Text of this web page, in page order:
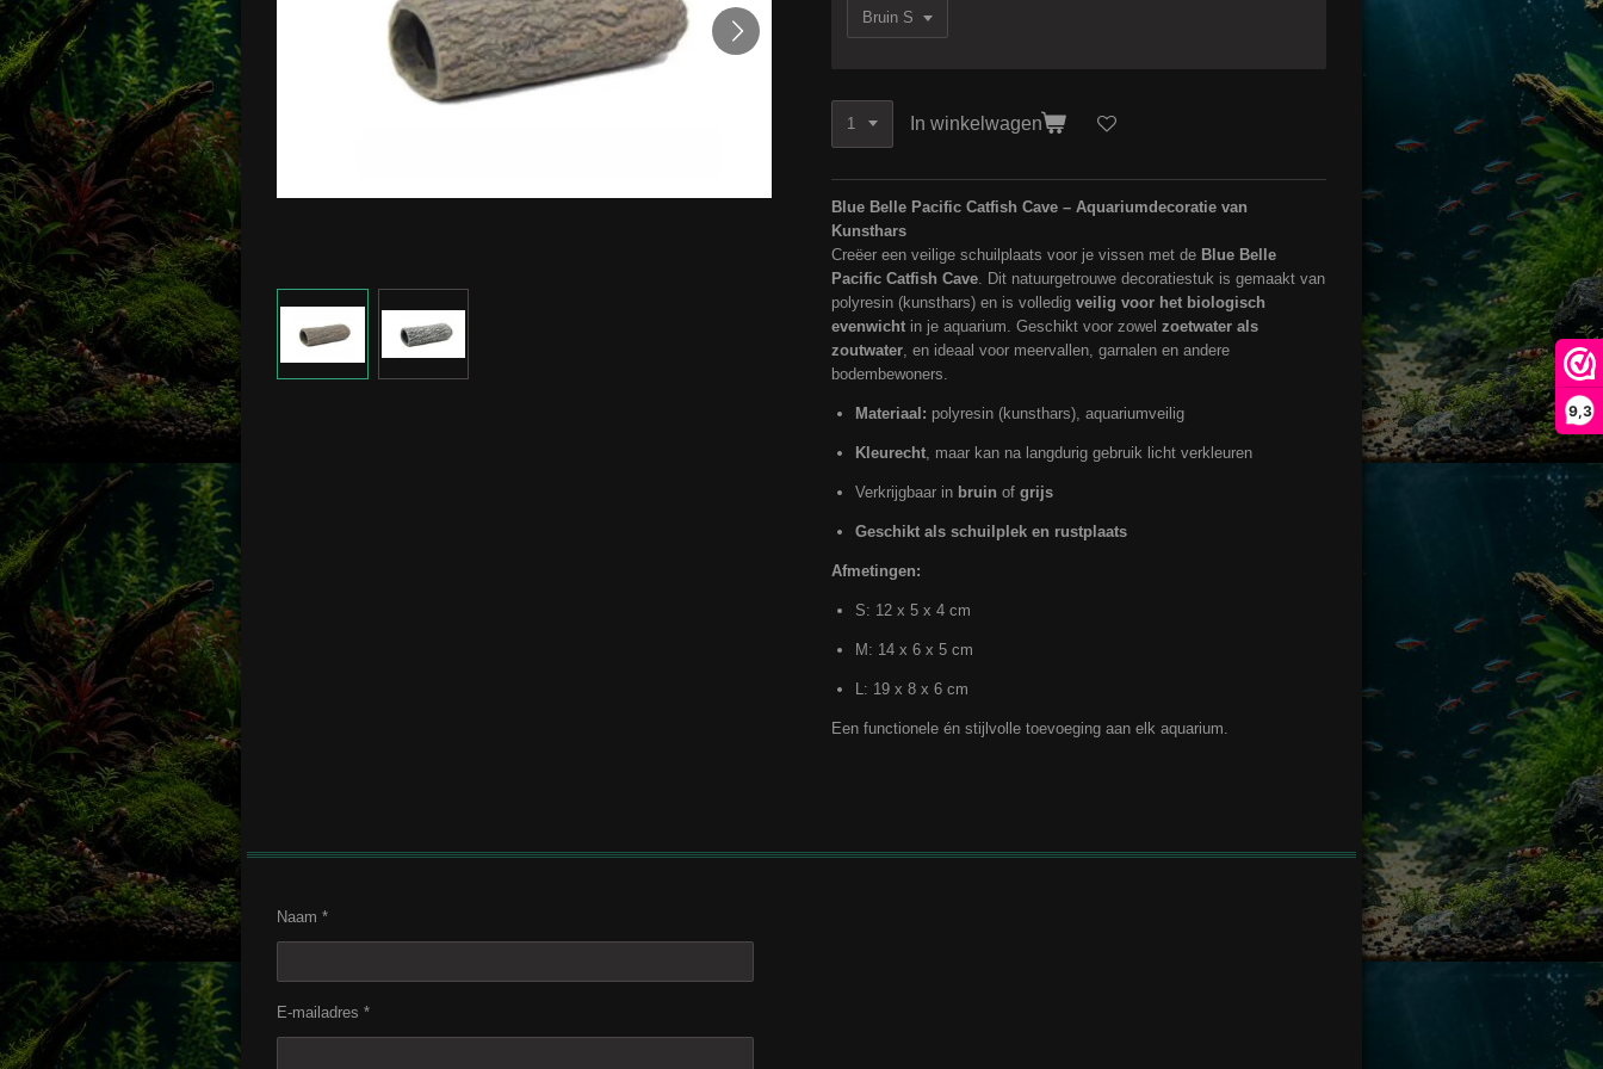
9,3
In winkelwagen
Blue Belle Pacific Catfish Cave – Aquariumdecoratie van
Kunsthars
Creëer een veilige schuilplaats voor je vissen met de Blue Belle
Pacific Catfish Cave. Dit natuurgetrouwe decoratiestuk is gemaakt van
polyresin (kunsthars) en is volledig veilig voor het biologisch
evenwicht in je aquarium. Geschikt voor zowel zoetwater als
zoutwater, en ideaal voor meervallen, garnalen en andere
bodembewoners.
Materiaal: polyresin (kunsthars), aquariumveilig
Kleurecht, maar kan na langdurig gebruik licht verkleuren
Verkrijgbaar in bruin of grijs
Geschikt als schuilplek en rustplaats
Afmetingen:
S: 12 x 5 x 4 cm
M: 14 x 6 x 5 cm
L: 19 x 8 x 6 cm
Een functionele én stijlvolle toevoeging aan elk aquarium.
Naam *
E-mailadres *